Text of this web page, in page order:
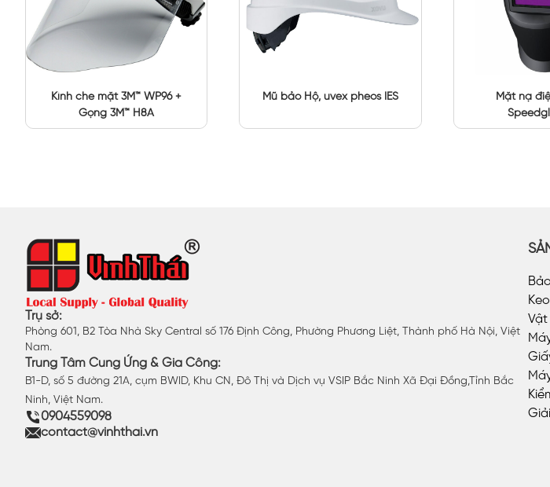
Kính che mặt 3M™ WP96 +
Gọng 3M™ H8A
Mũ bảo Hộ, uvex pheos IES
Mặt nạ
Trụ sở:
Phòng 601, B2 Tòa Nhà Sky Central số 176 Định Công, Phường Phương Liệt, Thành phố Hà Nội, Việt
Nam.
Trung Tâm Cung Ứng & Gia Công:
B1-D, số 5 đường 21A, cụm BWID, Khu CN, Đô Thị và Dịch vụ VSIP Bắc Ninh Xã Đại Đồng,Tỉnh Bắc
Ninh, Việt Nam.
0904559098
contact@vinhthai.vn
Vật